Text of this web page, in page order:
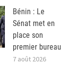
Bénin : Le
Sénat met en
place son
premier bureau
7 août 2026